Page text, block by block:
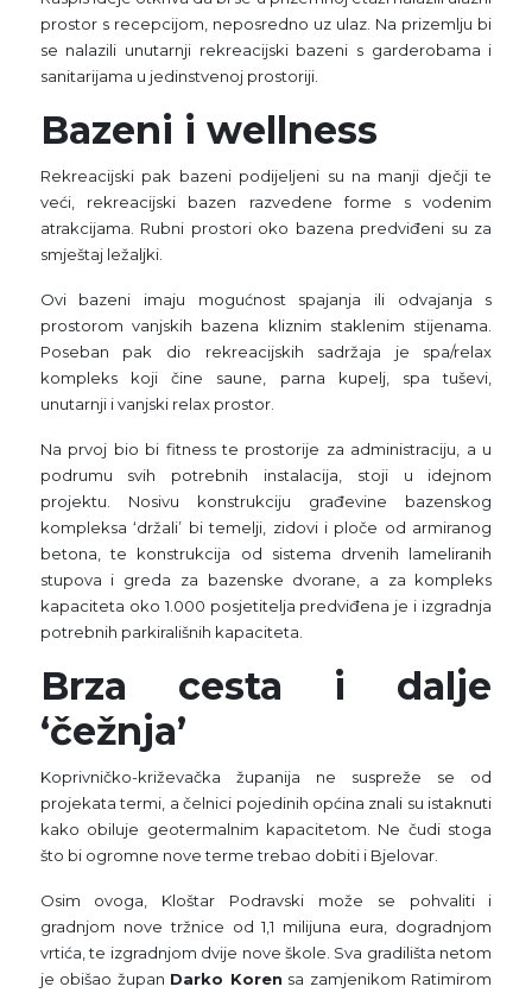
prostor s recepcijom, neposredno uz ulaz. Na prizemlju bi
se nalazili unutarnji rekreacijski bazeni s garderobama i
sanitarijama u jedinstvenoj prostoriji.
Bazeni i wellness
Rekreacijski pak bazeni podijeljeni su na manji dječji te
veći, rekreacijski bazen razvedene forme s vodenim
atrakcijama. Rubni prostori oko bazena predviđeni su za
smještaj ležaljki.
Ovi bazeni imaju mogućnost spajanja ili odvajanja s
prostorom vanjskih bazena kliznim staklenim stijenama.
Poseban pak dio rekreacijskih sadržaja je spa/relax
kompleks koji čine saune, parna kupelj, spa tuševi,
unutarnji i vanjski relax prostor.
Na prvoj bio bi fitness te prostorije za administraciju, a u
podrumu svih potrebnih instalacija, stoji u idejnom
projektu. Nosivu konstrukciju građevine bazenskog
kompleksa ‘držali’ bi temelji, zidovi i ploče od armiranog
betona, te konstrukcija od sistema drvenih lameliranih
stupova i greda za bazenske dvorane, a za kompleks
kapaciteta oko 1.000 posjetitelja predviđena je i izgradnja
potrebnih parkirališnih kapaciteta.
Brza cesta i dalje
‘čežnja’
Koprivničko-križevačka županija ne suspreže se od
projekata termi, a čelnici pojedinih općina znali su istaknuti
kako obiluje geotermalnim kapacitetom. Ne čudi stoga
što bi ogromne nove terme trebao dobiti i Bjelovar.
Osim ovoga, Kloštar Podravski može se pohvaliti i
gradnjom nove tržnice od 1,1 milijuna eura, dogradnjom
vrtića, te izgradnjom dvije nove škole. Sva gradilišta netom
je obišao župan Darko Koren sa zamjenikom Ratimirom